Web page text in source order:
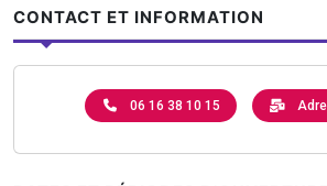
CONTACT ET INFORMATION
06 16 38 10 15